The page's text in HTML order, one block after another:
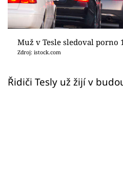
Sledujte prima+
Přihlášení
Sledujte nás
Muž v Tesle sledoval porno 1
Zdroj: istock.com
Řidiči Tesly už žijí v